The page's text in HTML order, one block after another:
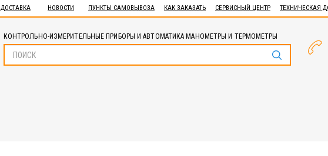
ДОСТАВКА НОВОСТИ ПУНКТЫ САМОВЫВОЗА КАК ЗАКАЗАТЬ СЕРВИСНЫЙ ЦЕНТР ТЕХНИЧЕСКАЯ
КОНТРОЛЬНО-ИЗМЕРИТЕЛЬНЫЕ ПРИБОРЫ И АВТОМАТИКА МАНОМЕТРЫ И ТЕРМОМЕТРЫ